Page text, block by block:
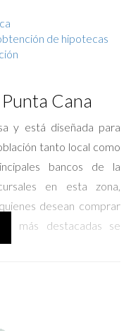
de hipotecas
Cana
y está diseñada para
tanto local como
bancos de la
en esta zona,
desean comprar
más destacadas se
ofrece una amplia gama
con condiciones